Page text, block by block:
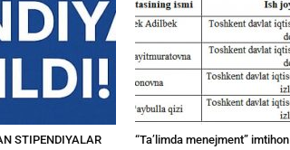
STIPENDIYALAR “Ta’limda menejment” imtihon